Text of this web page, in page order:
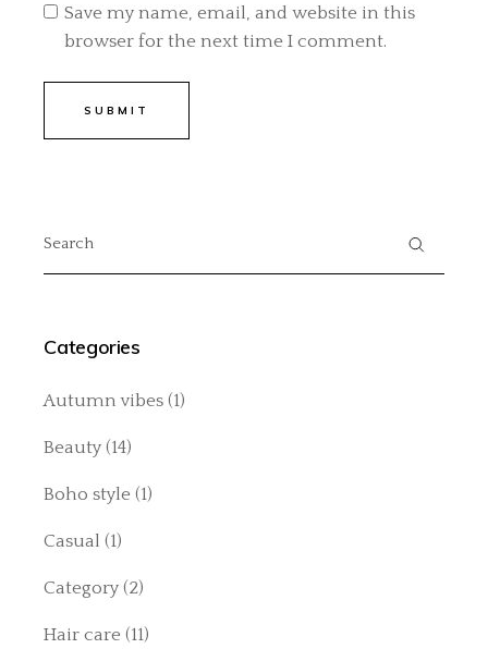
Save my name, email, and website in this
browser for the next time I comment.
SUBMIT
for:
Categories
Autumn vibes (1)
Beauty (14)
Boho style (1)
Casual (1)
Category (2)
Hair care (11)